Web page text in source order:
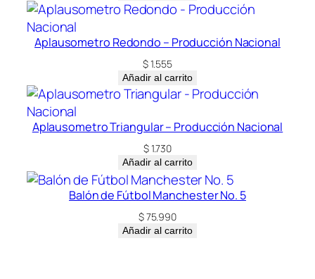
Aplausometro Redondo – Producción Nacional
$1.555
Añadir al carrito
Aplausometro Triangular – Producción Nacional
$1.730
Añadir al carrito
Balón de Fútbol Manchester No. 5
$75.990
Añadir al carrito